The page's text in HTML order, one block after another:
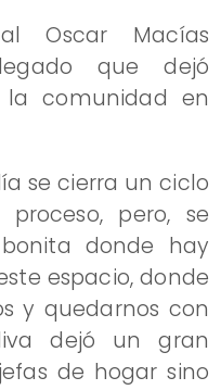
Oscar Macías
que dejó
la comunidad en
se cierra un ciclo
pero, se
donde hay
espacio, donde
y quedarnos con
dejó un gran
de hogar sino